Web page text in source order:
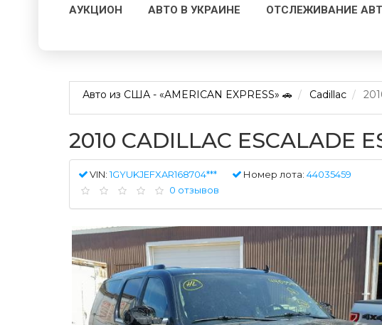
АУКЦИОН АВТО В УКРАИНЕ ОТСЛЕЖИВАНИЕ
Авто из США - «AMERICAN EXPRESS» 🚗 Cadillac
2010 CADILLAC ESCALADE
VIN:1GYUKJEFXAR168704*** Номер лота: 44035459
0 отзывов